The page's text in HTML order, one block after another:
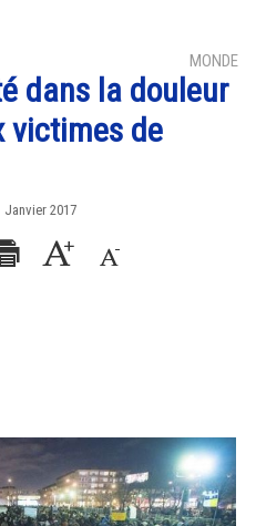
MONDE
dans la douleur
victimes de
Janvier 2017